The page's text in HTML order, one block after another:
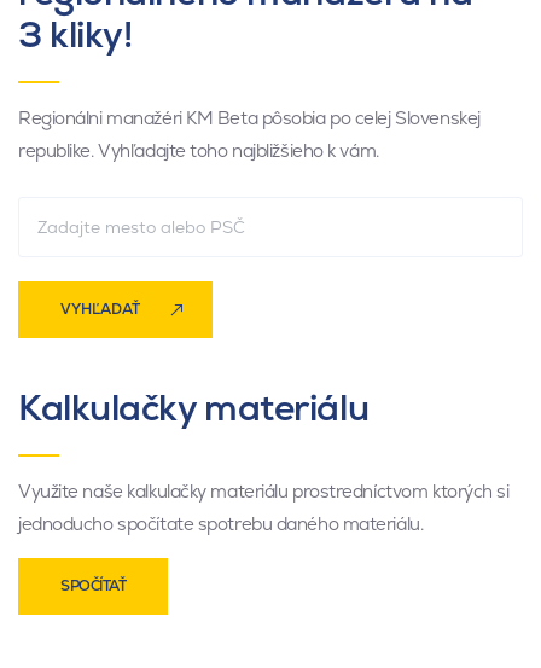
3 kliky!
Regionálni manažéri KM Beta pôsobia po celej Slovenskej
republike. Vyhľadajte toho najbližšieho k vám.
VYHĽADAŤ
Kalkulačky materiálu
Využite naše kalkulačky materiálu prostredníctvom ktorých si
jednoducho spočítate spotrebu daného materiálu.
SPOČÍTAŤ